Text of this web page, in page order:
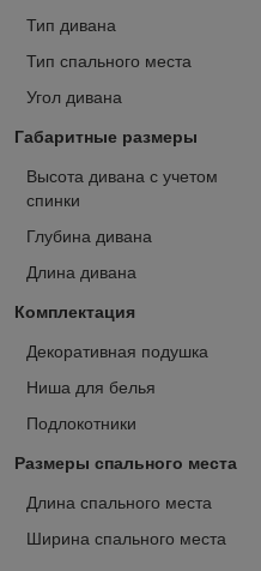
Тип дивана
Тип спального места
Угол дивана
Габаритные размеры
Высота дивана с учетом
спинки
Глубина дивана
Длина дивана
Комплектация
Декоративная подушка
Ниша для белья
Подлокотники
Размеры спального места
Длина спального места
Ширина спального места